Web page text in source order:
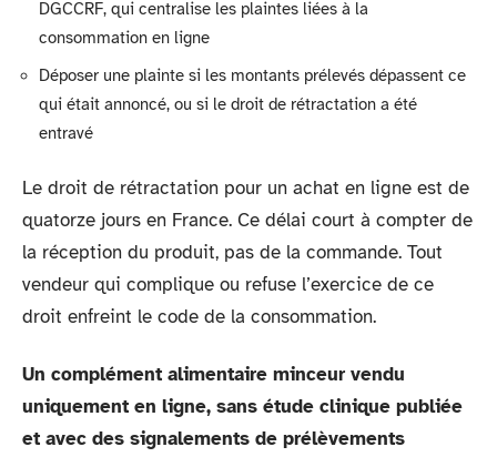
DGCCRF, qui centralise les plaintes liées à la
consommation en ligne
Déposer une plainte si les montants prélevés dépassent ce
qui était annoncé, ou si le droit de rétractation a été
entravé
Le droit de rétractation pour un achat en ligne est de
quatorze jours en France. Ce délai court à compter de
la réception du produit, pas de la commande. Tout
vendeur qui complique ou refuse l’exercice de ce
droit enfreint le code de la consommation.
Un complément alimentaire minceur vendu
uniquement en ligne, sans étude clinique publiée
et avec des signalements de prélèvements